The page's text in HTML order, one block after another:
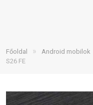
Főoldal » Android mobilok
S26 FE